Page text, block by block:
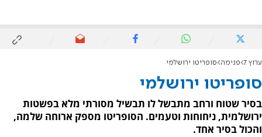
ערוץ 7 פנימה סופריטו ירושלמי
סופריטו ירושלמי
בסיר שטוח ורחב מתבשל לו תבשיל מסורתי מלא בפשטות
ירושלמית, ניחוחות וטעמים. הסופריטו מספק ארוחה שלמה,
והכול בסיר אחד.